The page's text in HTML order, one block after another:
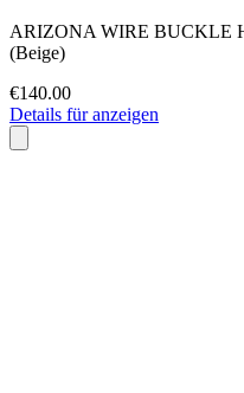
ARIZONA WIRE BUCKLE
(Beige)
€140.00
Details für anzeigen